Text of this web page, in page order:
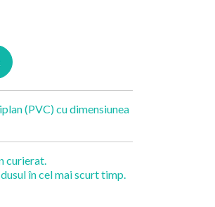
(PVC) cu dimensiunea
curierat.
în cel mai scurt timp.